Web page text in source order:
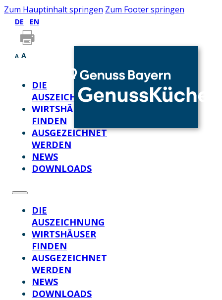
Zum Hauptinhalt springen Zum Footer springen
DE EN
A A
DIE
AUSZEICHNUNG
WIRTSHÄUSER
FINDEN
AUSGEZEICHNET
WERDEN
NEWS
DOWNLOADS
DIE
AUSZEICHNUNG
WIRTSHÄUSER
FINDEN
AUSGEZEICHNET
WERDEN
NEWS
DOWNLOADS